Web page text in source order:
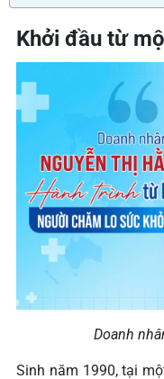
Khởi đầu từ
Doanh
Sinh năm 1990, tại